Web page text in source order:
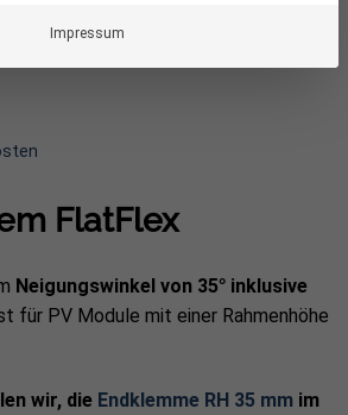
FlatFlex
Neigungswinkel von 35° inklusive
für PV Module mit einer Rahmenhöhe
wir, die Endklemme RH 35 mm im
Impressum